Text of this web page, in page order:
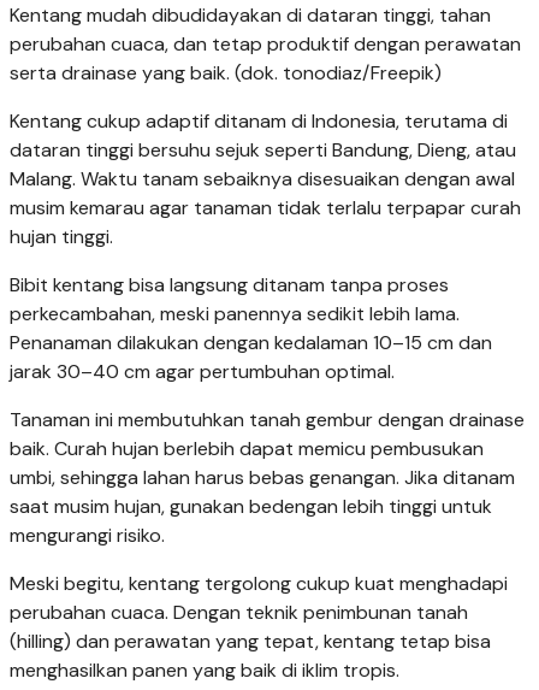
Kentang mudah dibudidayakan di dataran tinggi, tahan
perubahan cuaca, dan tetap produktif dengan perawatan
serta drainase yang baik. (dok. tonodiaz/Freepik)
Kentang cukup adaptif ditanam di Indonesia, terutama di
dataran tinggi bersuhu sejuk seperti Bandung, Dieng, atau
Malang. Waktu tanam sebaiknya disesuaikan dengan awal
musim kemarau agar tanaman tidak terlalu terpapar curah
hujan tinggi.
Bibit kentang bisa langsung ditanam tanpa proses
perkecambahan, meski panennya sedikit lebih lama.
Penanaman dilakukan dengan kedalaman 10–15 cm dan
jarak 30–40 cm agar pertumbuhan optimal.
Tanaman ini membutuhkan tanah gembur dengan drainase
baik. Curah hujan berlebih dapat memicu pembusukan
umbi, sehingga lahan harus bebas genangan. Jika ditanam
saat musim hujan, gunakan bedengan lebih tinggi untuk
mengurangi risiko.
Meski begitu, kentang tergolong cukup kuat menghadapi
perubahan cuaca. Dengan teknik penimbunan tanah
(hilling) dan perawatan yang tepat, kentang tetap bisa
menghasilkan panen yang baik di iklim tropis.